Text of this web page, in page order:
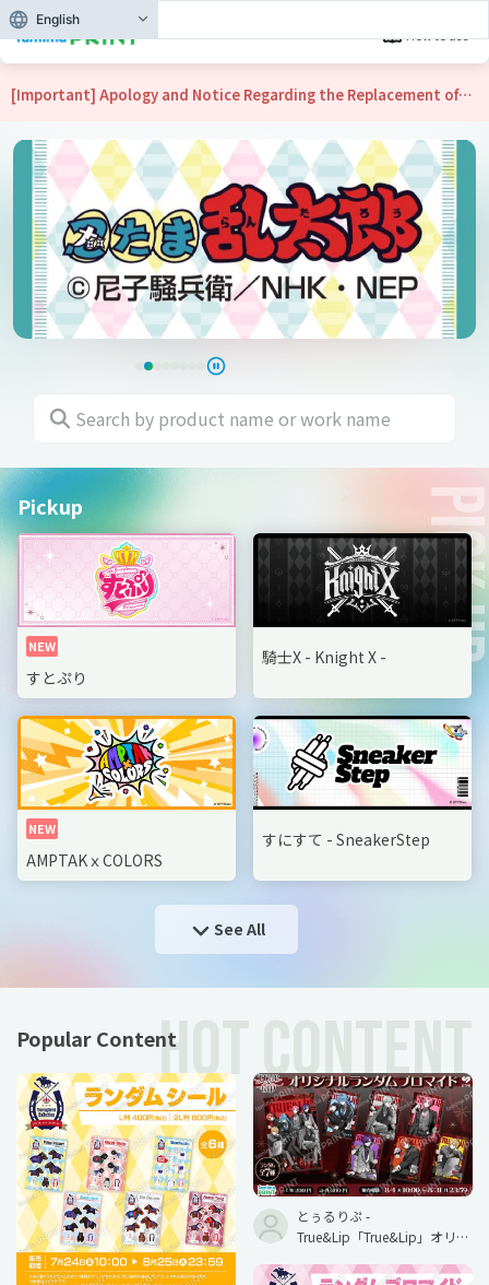
How to use
[Important] Apology and Notice Regarding the Replacement of
Photo Bromide Series 33, Vol. 3'"
Pickup
すとぷり
騎士X - Knight X -
AMPTAKｘCOLORS
すにすて - SneakerStep
See All
HOT CONTENT
Popular Content
とぅるりぷ -
True&Lip「True&Lip」オリジ
English